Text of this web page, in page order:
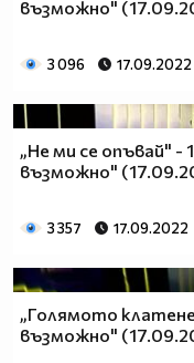
възможно"
3 096 17.09.2022
„Не ми се опъвай" -
възможно"
3 357 17.09.2022
„Голямото
възможно"